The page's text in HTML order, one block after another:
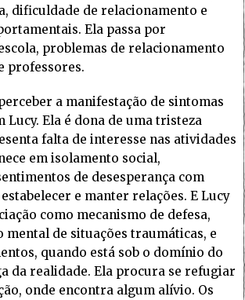
dificuldade de relacionamento e
Ela passa por
problemas de relacionamento
professores.
a manifestação de sintomas
Lucy. Ela é dona de uma tristeza
falta de interesse nas atividades
em isolamento social,
de desesperança com
e manter relações. E Lucy
como mecanismo de defesa,
mental de situações traumáticas, e
quando está sob o domínio do
da realidade. Ela procura se refugiar
onde encontra algum alívio. Os